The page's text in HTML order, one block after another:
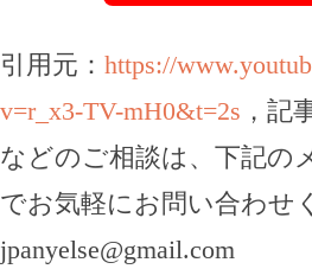
引用元： https://
v=r_x3-TV-mH0&t=2s ，記
などのご相談は、下記の
でお気軽にお問い合わせ
jpanyelse@gmail.com